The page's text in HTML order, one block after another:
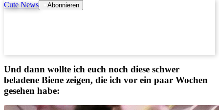
Cute News Abonnieren
Und dann wollte ich euch noch diese schwer
beladene Biene zeigen, die ich vor ein paar Wochen
gesehen habe: